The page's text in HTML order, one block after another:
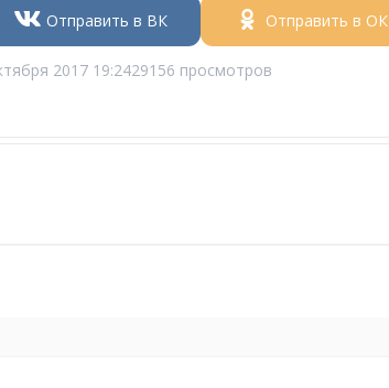
Отправить в ВК Отправить в ОК
2017 19:2429156 просмотров